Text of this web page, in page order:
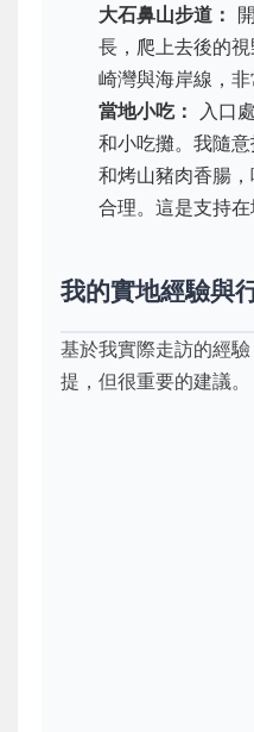
大石鼻山步道：
長，爬上去後的
崎灣與海岸線，非
當地小吃：
入口
和小吃攤。我隨
和烤山豬肉香腸
合理。這是支持在
我的實地經驗與
基於我實際走訪的經
提，但很重要的建議。